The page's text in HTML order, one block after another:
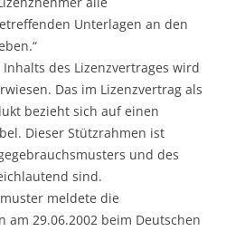
Unterlagen an den
des Lizenzvertrages wird
Das im Lizenzvertrag als
bezieht sich auf einen
Dieser Stützrahmen ist
und des
sind.
meldete die
am 29.06.2002 beim Deutschen